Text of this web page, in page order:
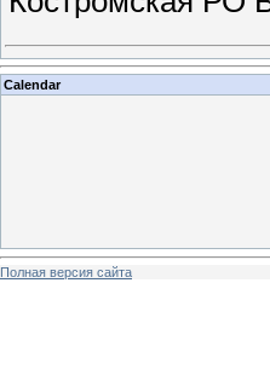
Calendar
Полная версия сайта